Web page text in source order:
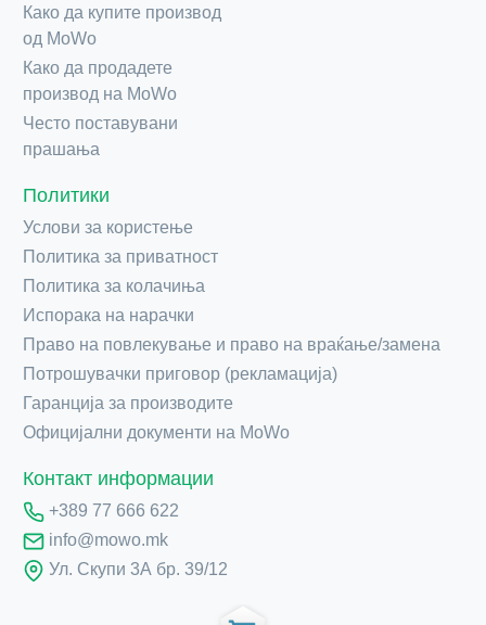
Како да купите производ
од MoWo
Како да продадете
производ на MoWo
Често поставувани
прашања
Политики
Услови за користење
Политика за приватност
Политика за колачиња
Испорака на нарачки
Право на повлекување и право на враќање/замена
Потрошувачки приговор (рекламација)
Гаранција за производите
Официјални документи на MoWo
Контакт информации
+389 77 666 622
info@mowo.mk
Ул. Скупи 3А бр. 39/12